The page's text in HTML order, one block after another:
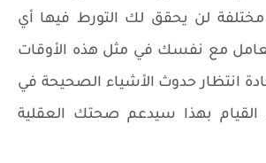
لن يحقق لك التورط فيها أي
مع نفسك في مثل هذه الأوقات
انتظار حدوث الأشياء الصحيحة في
القيام بهذا سيدعم صحتك العقلية